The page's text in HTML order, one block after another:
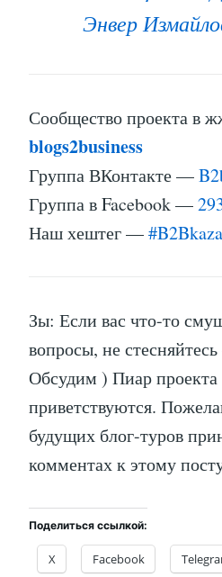
Энвер
Сообщество проекта в
blogs2business
Группа ВКонтакте —
Группа в Facebook —
Наш хештег —
Зы: Если вас что-то
вопросы, не
Обсудим ) Пиар проекта
приветствуются.
будущих блог-туров
комментах к этому
Поделиться ссылкой:
X Facebook